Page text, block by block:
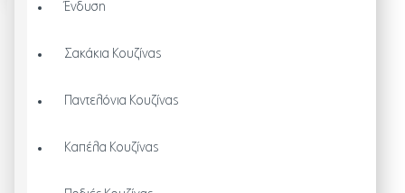
Ένδυση
Σακάκια Κουζίνας
Παντελόνια Κουζίνας
Καπέλα Κουζίνας